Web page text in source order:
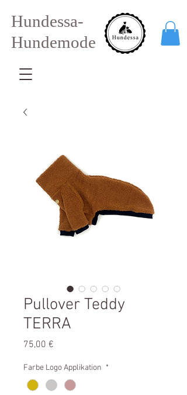
Hundessa-
Hundemode
Pullover Teddy
TERRA
75,00 €
Farbe Logo Applikation *